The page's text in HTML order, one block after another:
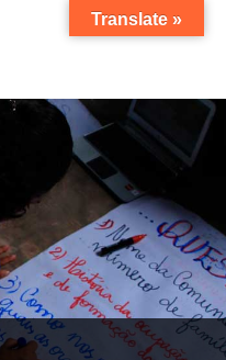
Translate »